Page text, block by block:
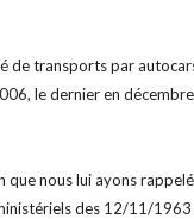
de transports par
le dernier en
que nous lui ayons
des 12/11/